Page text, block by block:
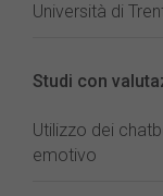
Università di
Studi con
Utilizzo dei
emotivo